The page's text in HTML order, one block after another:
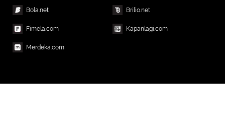
Bola.net Brilio.net
Fimela.com Kapanlagi.com
Merdeka.com